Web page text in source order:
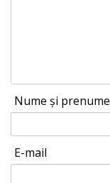
Nume și prenume
E-mail